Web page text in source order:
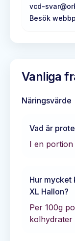
vcd-
Besök
Vanliga
Näringsvärde
Vad är
I en portion
Hur mycket
XL Hallon?
Per 100g
kolhydrater